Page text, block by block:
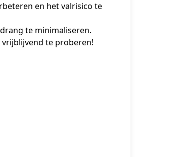
en het valrisico te
te minimaliseren.
vrijblijvend te proberen!